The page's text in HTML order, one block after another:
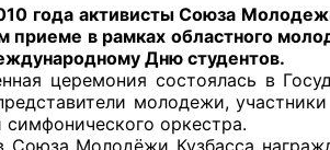
OPKO42@BK.RU
года активисты Союза
приеме в рамках областного
Дню студентов.
церемония состоялась в
молодежи,
оркестра.
Молодёжи Кузбасса